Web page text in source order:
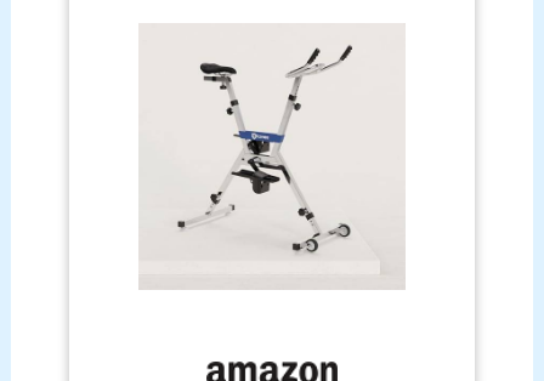
hauteur et en avant-arrière tandis que le guidon
ajustable verticalement permet d'adapter la
posture à votre taille pour limiter les tensions
dorsales. Les pédales dotées de brides
antidérapantes maintiennent solidement vos
pieds, que vous soyez pieds nus ou équipé de
chaussures aquatiques pour une sécurité en
mouvement Déplacement facile grâce aux
roulettes intégrées: Des roulettes fluides
installées sur la base du vélo aquatique vous
permettent de déplacer sans effort l'appareil
d'aquafitness Structure résistante à l'eau chlorée